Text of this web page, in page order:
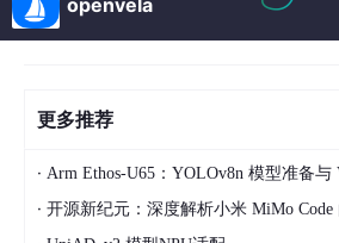
openvela
更多推荐
· Arm Ethos‑U65：YOLOv8n 模型准备与
· 开源新纪元：深度解析小米 MiMo Code